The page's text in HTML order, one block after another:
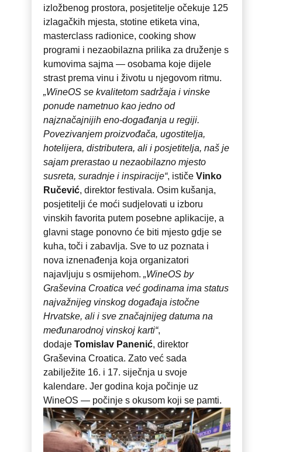
izložbenog prostora, posjetitelje očekuje 125
izlagačkih mjesta, stotine etiketa vina,
masterclass radionice, cooking show
programi i nezaobilazna prilika za druženje s
kumovima sajma — osobama koje dijele
strast prema vinu i životu u njegovom ritmu.
„WineOS se kvalitetom sadržaja i vinske
ponude nametnuo kao jedno od
najznačajnijih eno-događanja u regiji.
Povezivanjem proizvođača, ugostitelja,
hotelijera, distributera, ali i posjetitelja, naš je
sajam prerastao u nezaobilazno mjesto
susreta, suradnje i inspiracije“, ističe Vinko
Ručević, direktor festivala. Osim kušanja,
posjetitelji će moći sudjelovati u izboru
vinskih favorita putem posebne aplikacije, a
glavni stage ponovno će biti mjesto gdje se
kuha, toči i zabavlja. Sve to uz poznata i
nova iznenađenja koja organizatori
najavljuju s osmijehom. „WineOS by
Graševina Croatica već godinama ima status
najvažnijeg vinskog događaja istočne
Hrvatske, ali i sve značajnijeg datuma na
međunarodnoj vinskoj karti“,
dodaje Tomislav Panenić, direktor
Graševina Croatica. Zato već sada
zabilježite 16. i 17. siječnja u svoje
kalendare. Jer godina koja počinje uz
WineOS — počinje s okusom koji se pamti.